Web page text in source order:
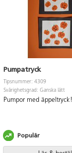
Pumpatryck
Tipsnummer: 4309
Svårighetsgrad: Ganska lätt
Pumpor med äppeltryck!
Populär